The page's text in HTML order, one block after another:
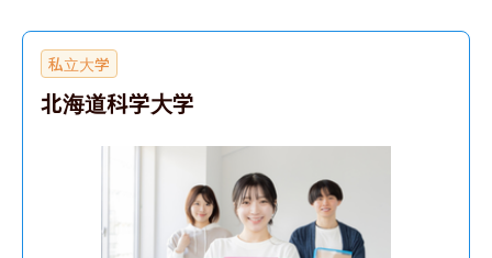
私立大学
北海道科学大学